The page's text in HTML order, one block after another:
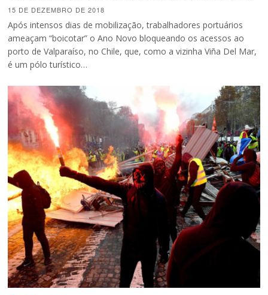
15 DE DEZEMBRO DE 2018
Após intensos dias de mobilização, trabalhadores portuários
ameaçam “boicotar” o Ano Novo bloqueando os acessos ao
porto de Valparaíso, no Chile, que, como a vizinha Viña Del Mar,
é um pólo turístico…